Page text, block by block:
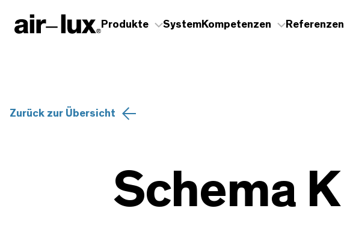
Produkte SystemKompetenzen Referenzen
Zurück zur Übersicht
Schema K